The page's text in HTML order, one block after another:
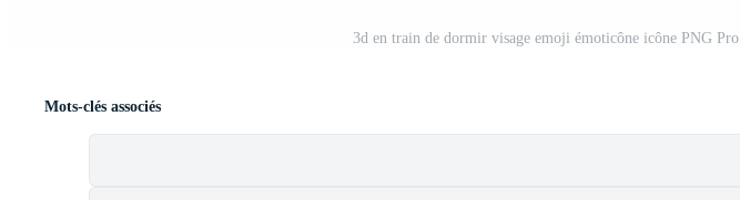
3d en train de dormir visage emoji émoticône icône PNG Pro
Mots-clés associés